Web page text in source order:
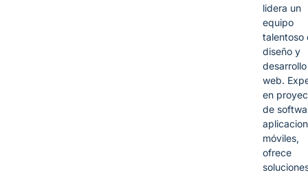
lidera un
equipo
talentoso
diseño y
desarrollo
web.
en
de
móviles,
ofrece